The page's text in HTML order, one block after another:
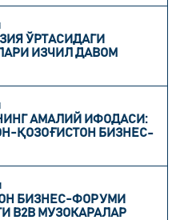
ЎРТАСИДАГИ
ИЗЧИЛ ДАВОМ
АМАЛИЙ ИФОДАСИ:
ҚОЗОҒИСТОН БИЗНЕС-
БИЗНЕС-ФОРУМИ
B2B МУЗОКАРАЛАР